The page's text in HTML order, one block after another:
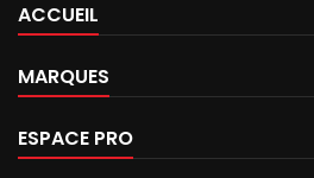
ACCUEIL
MARQUES
ESPACE PRO